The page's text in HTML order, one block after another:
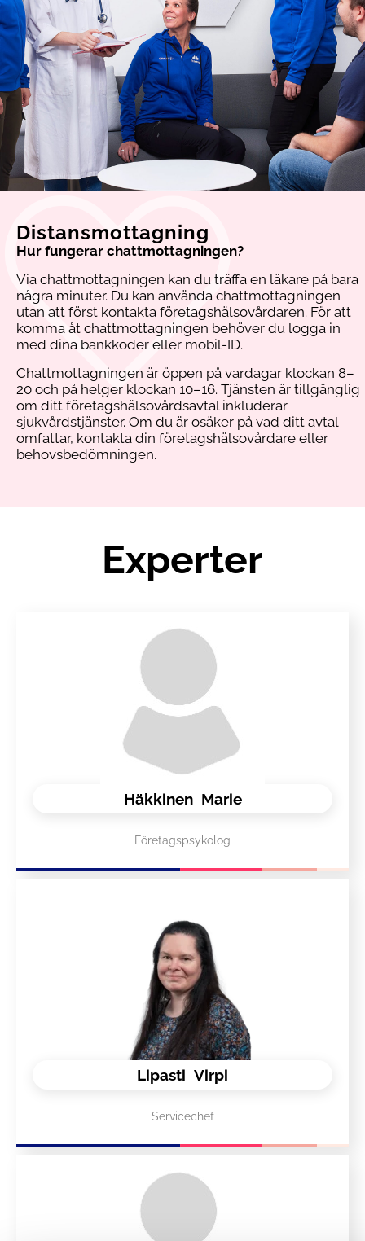
Distansmottagning
Hur fungerar chattmottagningen?
Via chattmottagningen kan du träffa en läkare på bara
några minuter. Du kan använda chattmottagningen
utan att först kontakta företagshälsovårdaren. För att
komma åt chattmottagningen behöver du logga in
med dina bankkoder eller mobil-ID.
Chattmottagningen är öppen på vardagar klockan 8–
20 och på helger klockan 10–16. Tjänsten är tillgänglig
om ditt företagshälsovårdsavtal inkluderar
sjukvårdstjänster. Om du är osäker på vad ditt avtal
omfattar, kontakta din företagshälsovårdare eller
behovsbedömningen.
Experter
Häkkinen Marie
Företagspsykolog
Lipasti Virpi
Servicechef